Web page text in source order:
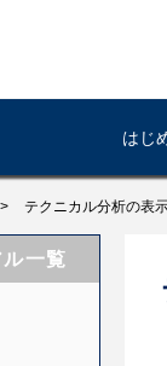
はじ
> テクニカル分析の表
一覧